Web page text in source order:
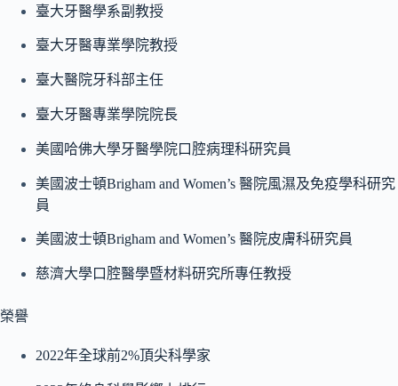
臺大牙醫學系副教授
臺大牙醫專業學院教授
臺大醫院牙科部主任
臺大牙醫專業學院院長
美國哈佛大學牙醫學院口腔病理科研究員
美國波士頓Brigham and Women’s 醫院風濕及免疫學科研究
員
美國波士頓Brigham and Women’s 醫院皮膚科研究員
慈濟大學口腔醫學暨材料研究所專任教授
榮譽
2022年全球前2%頂尖科學家